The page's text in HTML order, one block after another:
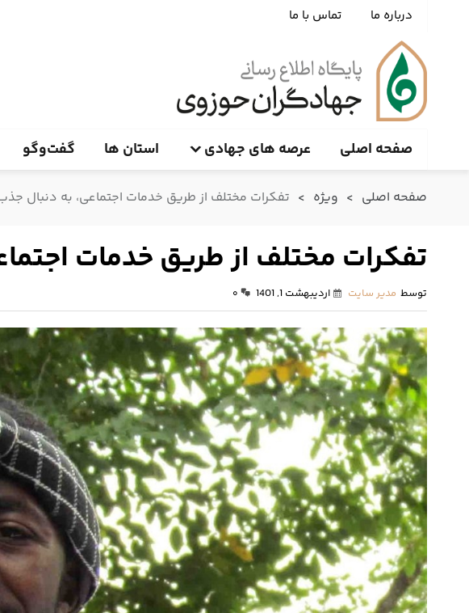
درباره ما تماس با ما
صفحه اصلی عرصه های جهادی استان ها گفت‌وگو
صفحه اصلی > ویژه > تفکرات مختلف از طریق خدمات اجتماعی، به دنبال
تفکرات مختلف از طریق خدمات
توسط مدیر سایت اردیبهشت 1, 1401 ۰